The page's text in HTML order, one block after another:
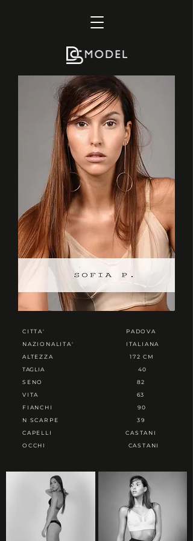
CITTA'
NAZIONALITA'
ALTEZZA
TAGLIA
SENO
VITA
FIANCHI
N SCARPE
CAPELLI
OCCHI
PADOVA
ITALIANA
172 CM
40
82
63
90
39
CASTANI
CASTANI